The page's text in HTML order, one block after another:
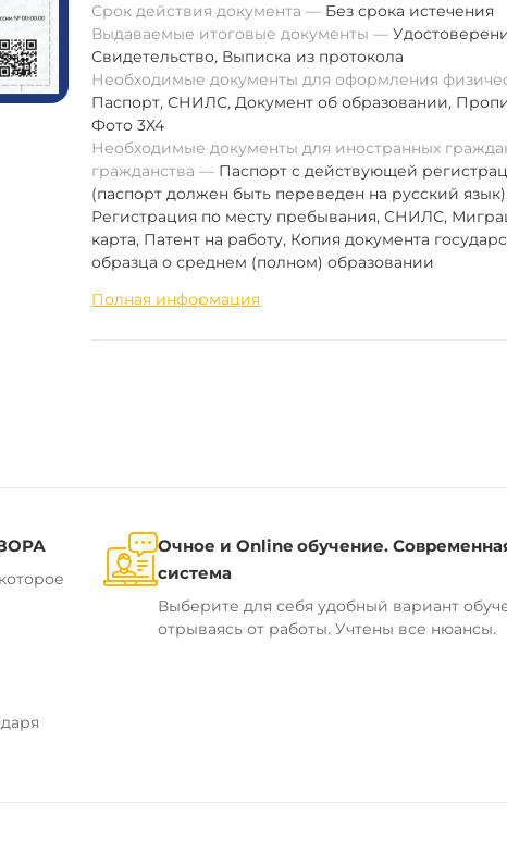
Срок действия документа
Без срока истечения
Выдаваемые итоговые документы
Свидетельство, Выписка из протокола
Необходимые документы для оформления
Паспорт, СНИЛС, Документ об образовании,
Фото 3Х4
Необходимые документы для иностранных
гражданства
Паспорт с действующей
(паспорт должен быть переведен на русский
Регистрация по месту пребывания, СНИЛС,
карта, Патент на работу, Копия документа
образца о среднем (полном) образовании
Полная информация
Очное и Online обучение.
система
Выберите для себя удобный вариант
отрываясь от работы. Учтены все нюансы.